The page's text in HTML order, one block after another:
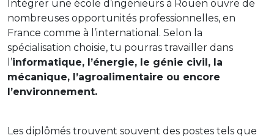
Intégrer une école d’ingénieurs à Rouen ouvre de
nombreuses opportunités professionnelles, en
France comme à l’international. Selon la
spécialisation choisie, tu pourras travailler dans
l’informatique, l’énergie, le génie civil, la
mécanique, l’agroalimentaire ou encore
l’environnement.
Les diplômés trouvent souvent des postes tels que